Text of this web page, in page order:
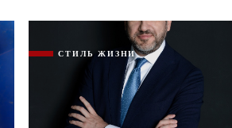
СТИЛЬ ЖИЗНИ